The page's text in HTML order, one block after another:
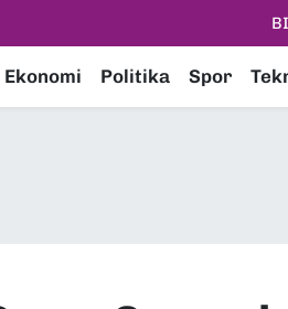
Ekonomi Politika Spor